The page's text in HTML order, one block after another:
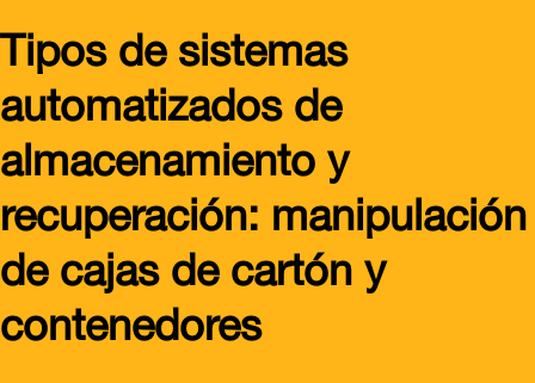
Tipos de sistemas
automatizados de
almacenamiento y
recuperación: manipulación
de cajas de cartón y
contenedores